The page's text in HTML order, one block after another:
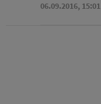
06.09.2016, 15:01